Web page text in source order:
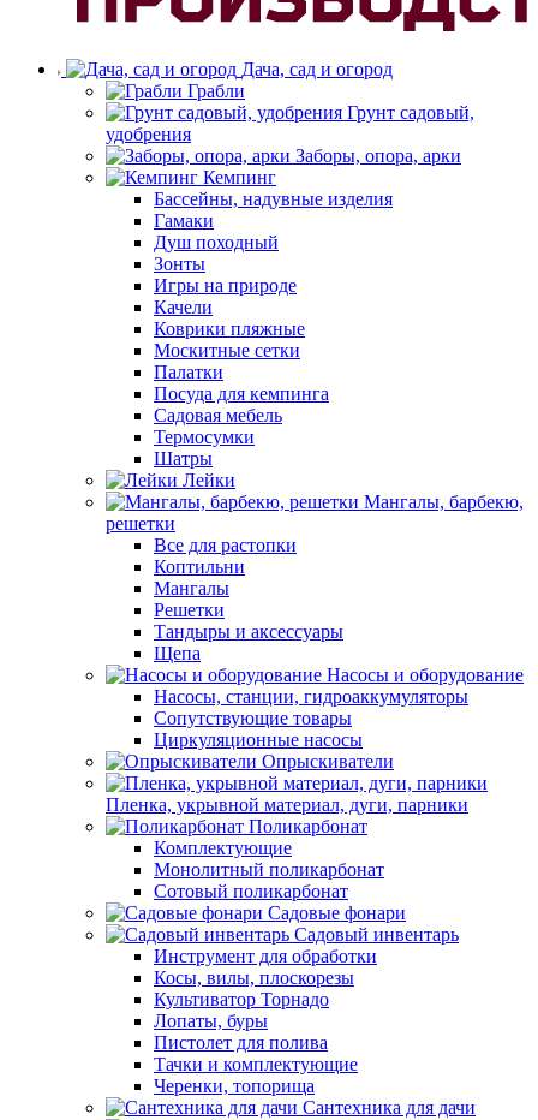
Дача, сад и огород
Грабли
Грунт садовый,
удобрения
Заборы, опора, арки
Кемпинг
Бассейны, надувные изделия
Гамаки
Душ походный
Зонты
Игры на природе
Качели
Коврики пляжные
Москитные сетки
Палатки
Посуда для кемпинга
Садовая мебель
Термосумки
Шатры
Лейки
Мангалы, барбекю,
решетки
Все для растопки
Коптильни
Мангалы
Решетки
Тандыры и аксессуары
Щепа
Насосы и оборудование
Насосы, станции, гидроаккумуляторы
Сопутствующие товары
Циркуляционные насосы
Опрыскиватели
Пленка, укрывной материал, дуги, парники
Поликарбонат
Комплектующие
Монолитный поликарбонат
Сотовый поликарбонат
Садовые фонари
Садовый инвентарь
Инструмент для обработки
Косы, вилы, плоскорезы
Культиватор Торнадо
Лопаты, буры
Пистолет для полива
Тачки и комплектующие
Черенки, топорища
Сантехника для дачи